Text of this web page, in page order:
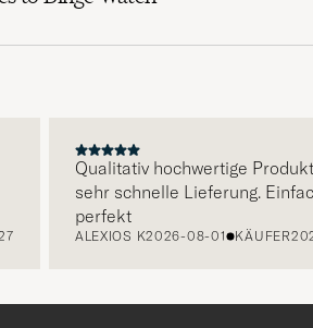
Qualitativ hochwertige Produkte
sehr schnelle Lieferung. Einfach
perfekt
ALEXIOS K2026-08-01 KÄUFER